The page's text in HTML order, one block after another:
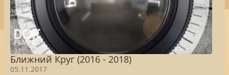
Ближний Круг (2016 - 2018)
05.11.2017